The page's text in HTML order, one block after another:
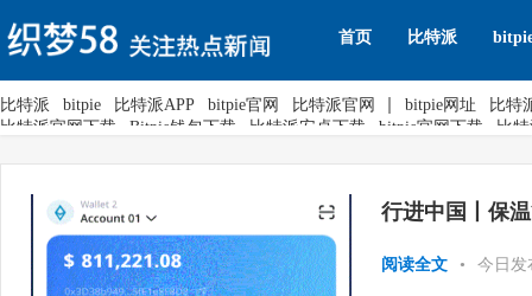
首页 比特派
比特派 bitpie 比特派APP bitpie官网 比特派官网 bitpie网址
比特
比特派官网下载
Bitpie钱包下载 比特派安卓下载 bitpie官网下载 比
行进中国丨保
阅读全文 • 今日发